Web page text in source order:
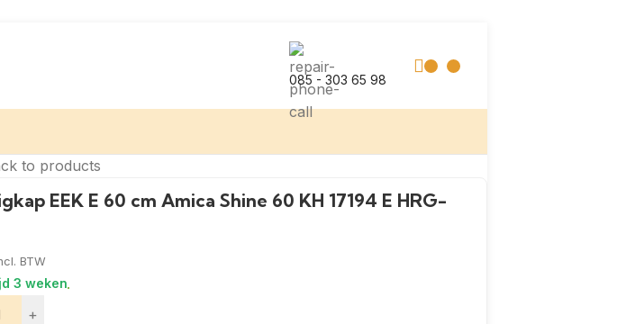
085 - 303 65 98
to products
EEK E 60 cm Amica Shine 60 KH 17194 E HRG-
BTW
+